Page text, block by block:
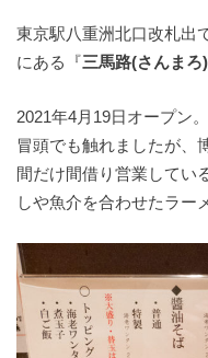
東京駅八重洲北口改札出
にある『三馬路(さんまろ)
2021年4月19日オープン。
冒頭でも触れましたが、
間だけ間借り営業してい
しや魚介を合わせたラー